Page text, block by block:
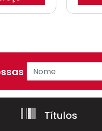
ofertas!
Títulos